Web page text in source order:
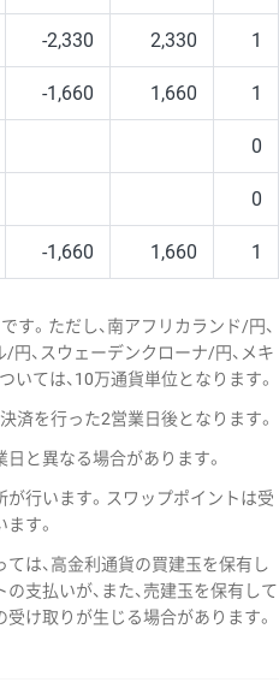
-2,330 2,330 1
-1,660 1,660 1
0
0
-1,660 1,660 1
。ただし、南アフリカランド/円、
円、スウェーデンクローナ/円、メキ
ては、10万通貨単位となります。
済を行った2営業日後となります。
と異なる場合があります。
行います。スワップポイントは受
す。
は、高金利通貨の買建玉を保有し
支払いが、また、売建玉を保有して
け取りが生じる場合があります。